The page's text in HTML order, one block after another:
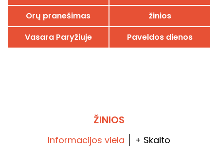
Orų pranešimas
žinios
Vasara Paryžiuje
Paveldos dienos
ŽINIOS
Informacijos viela + Skaito